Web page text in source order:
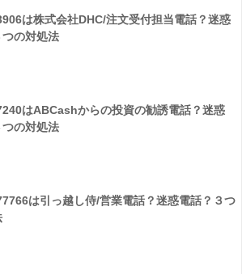
は株式会社DHC/注文受付担当電話？迷惑
の対処法
はABCashからの投資の勧誘電話？迷惑
の対処法
は引っ越し侍/営業電話？迷惑電話？３つ